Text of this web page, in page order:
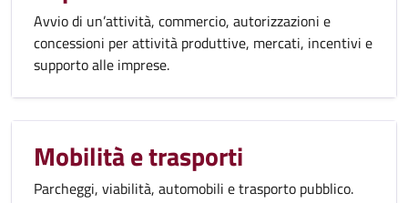
Avvio di un’attività, commercio, autorizzazioni e
concessioni per attività produttive, mercati, incentivi e
supporto alle imprese.
Mobilità e trasporti
Parcheggi, viabilità, automobili e trasporto pubblico.